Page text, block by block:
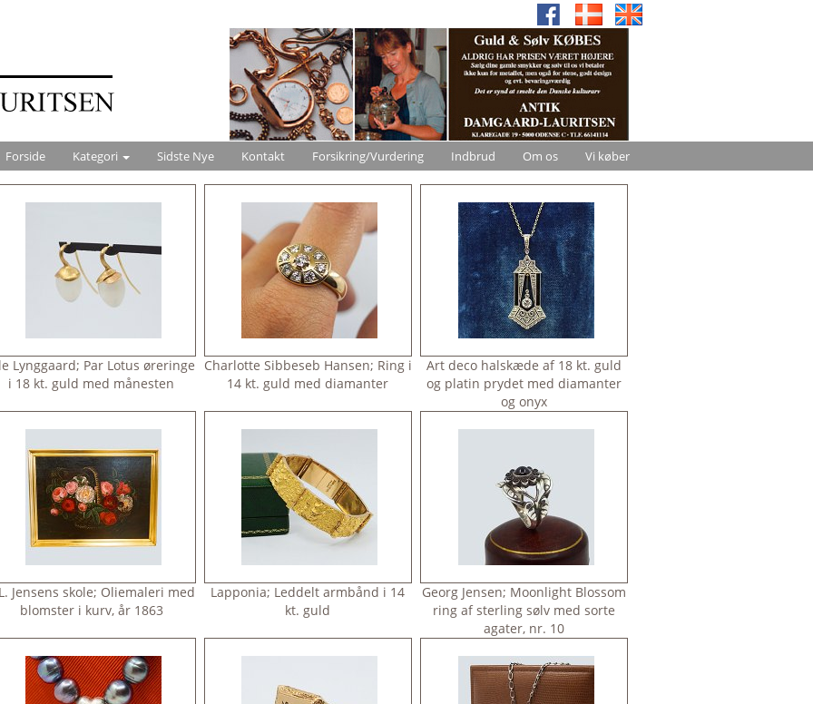
Forside Kategori Sidste Nye Kontakt Forsikring/Vurdering Indbrud Om os Vi køber
Lynggaard; Par Lotus øreringe
i 18 kt. guld med månesten
Charlotte Sibbeseb Hansen; Ring i
14 kt. guld med diamanter
Art deco halskæde af 18 kt. guld
og platin prydet med diamanter
og onyx
Jensens skole; Oliemaleri med
blomster i kurv, år 1863
Lapponia; Leddelt armbånd i 14
kt. guld
Georg Jensen; Moonlight Blossom
ring af sterling sølv med sorte
agater, nr. 10